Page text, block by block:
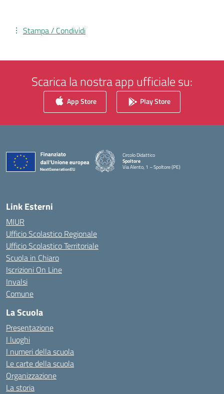
Stampa / Condividi
Scarica la nostra app ufficiale su:
App Store Play Store
Circolo Didattico
Spoltore
Via Alento, 1 – Spoltore (PE)
— Visita la pagina iniziale della scuola
Link Esterni
MIUR
Ufficio Scolastico Regionale
Ufficio Scolastico Territoriale
Scuola in Chiaro
Iscrizioni On Line
Invalsi
Comune
La Scuola
Presentazione
I luoghi
I numeri della scuola
Le carte della scuola
Organizzazione
La storia